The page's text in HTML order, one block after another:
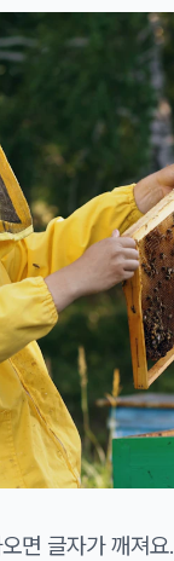
면 글자가 깨져요.